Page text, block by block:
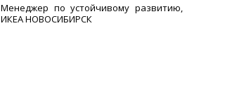
Менеджер по устойчивому развитию,
ИКЕА НОВОСИБИРСК